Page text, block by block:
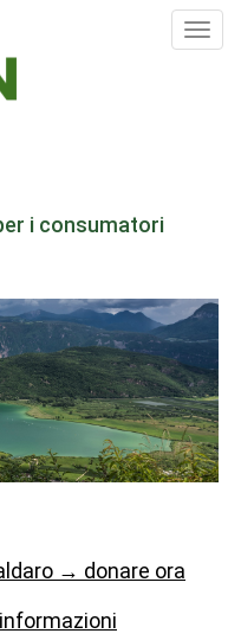
i consumatori
→ donare ora
informazioni